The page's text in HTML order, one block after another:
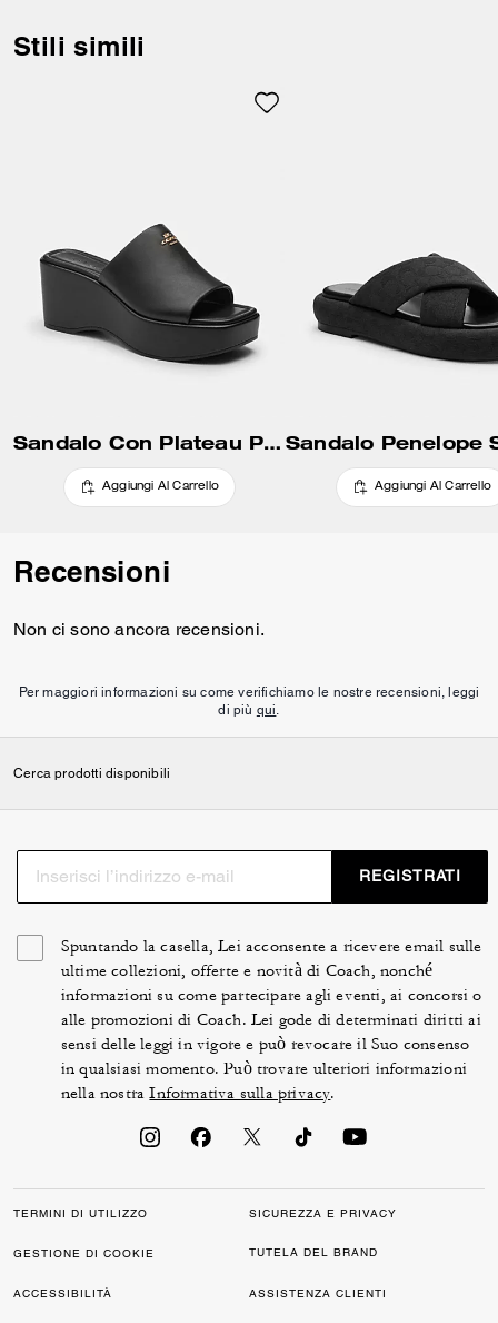
Stili simili
Sandalo Con Plateau Phoebe
Aggiungi Al Carrello Aggiungi Al Carrello
Recensioni
Non ci sono ancora recensioni.
Per maggiori informazioni su come verifichiamo le nostre recensioni, leggi
di più qui
Cerca prodotti disponibili
REGISTRATI
Spuntando la casella, Lei acconsente a ricevere email sulle
ultime collezioni, offerte e novità di Coach, nonché
informazioni su come partecipare agli eventi, ai concorsi o
alle promozioni di Coach. Lei gode di determinati diritti ai
sensi delle leggi in vigore e può revocare il Suo consenso
in qualsiasi momento. Può trovare ulteriori informazioni
nella nostraInformativa sulla privacy.
TERMINI DI UTILIZZO SICUREZZA E PRIVACY
GESTIONE DI COOKIE TUTELA DEL BRAND
ACCESSIBILITÀ ASSISTENZA CLIENTI